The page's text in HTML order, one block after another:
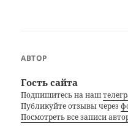
АВТОР
Гость сайта
Подпишитесь на наш
Публикуйте отзывы через
Посмотреть все записи